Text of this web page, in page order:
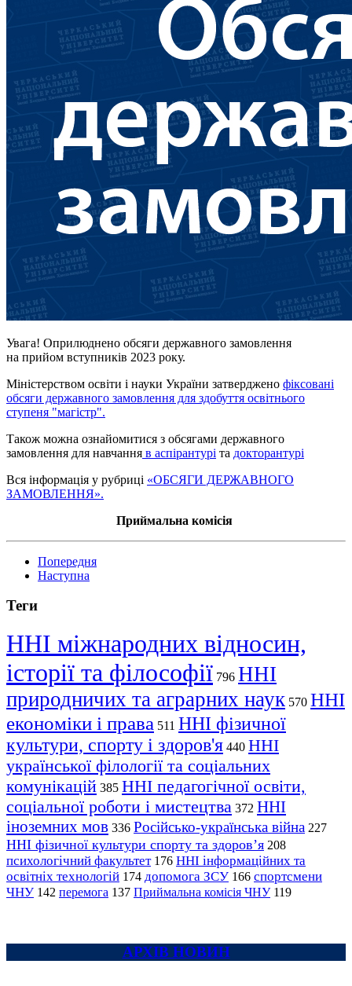
Увага! Оприлюднено обсяги державного замовлення
на прийом вступників 2023 року.
Міністерством освіти і науки України затверджено фіксовані
обсяги державного замовлення для здобуття освітнього
ступеня "магістр".
Також можна ознайомитися з обсягами державного
замовлення для навчання в аспірантурі та докторантурі
Вся інформація у рубриці «ОБСЯГИ ДЕРЖАВНОГО
ЗАМОВЛЕННЯ».
Приймальна комісія
Попередня
Наступна
Теги
ННІ міжнародних відносин,
історії та філософії 796 ННІ
природничих та аграрних наук 570 ННІ
економіки і права 511 ННІ фізичної
культури, спорту і здоров'я 440 ННІ
української філології та соціальних
комунікацій 385 ННІ педагогічної освіти,
соціальної роботи і мистецтва 372 ННІ
іноземних мов 336 Російсько-українська війна 227
ННІ фізичної культури спорту та здоров’я 208
психологічний факультет 176 ННІ інформаційних та
освітніх технологій 174 допомога ЗСУ 166 спортсмени
ЧНУ 142 перемога 137 Приймальна комісія ЧНУ 119
АРХІВ НОВИН